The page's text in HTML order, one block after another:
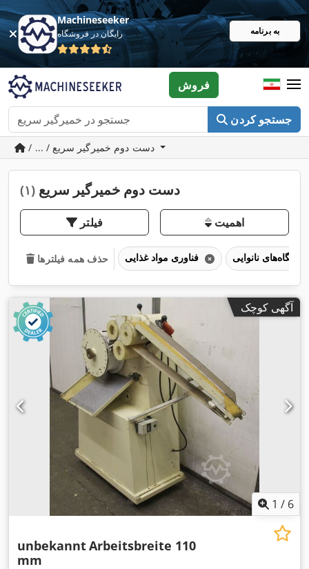
Machineseeker
رایگان در فروشگاه به برنامه
جستجو کردن
فروش
دست دوم خمیرگیر سریع (۱)
فیلتر اهمیت
حذف همه فیلترها
آگهی کوچک
1 / 6
unbekanntArbeitsbreite 110
mm